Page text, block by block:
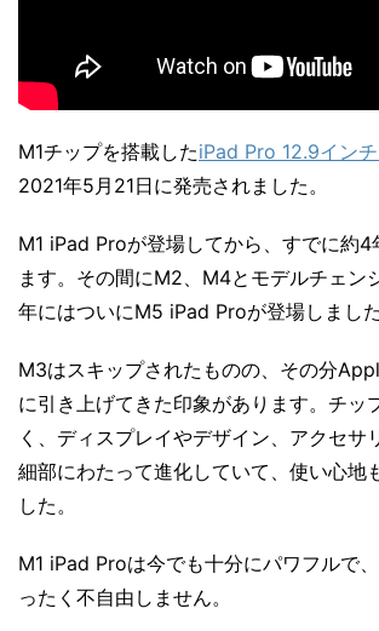
M1チップを搭載したiPad Pro 12.9イン
2021年5月21日に発売されました。
M1 iPad Proが登場してから、すでに約4
ます。その間にM2、M4とモデルチェン
年にはついにM5 iPad Proが登場しました
M3はスキップされたものの、その分
に引き上げてきた印象があります。チッ
く、ディスプレイやデザイン、アクセサ
細部にわたって進化していて、使い心地
した。
M1 iPad Proは今でも十分にパワフルで
ったく不自由しません。